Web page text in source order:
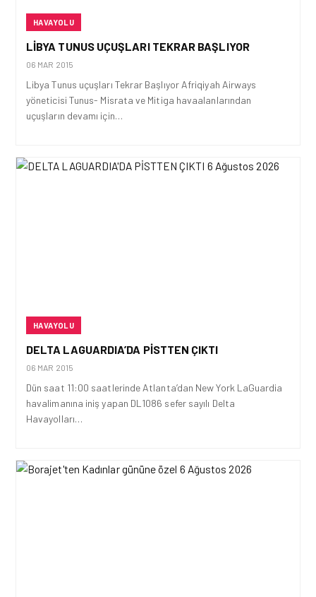
HAVAYOLU
LIBYA TUNUS UÇUŞLARI TEKRAR BAŞLIYOR
06 MAR 2015
Libya Tunus uçuşları Tekrar Başlıyor Afriqiyah Airways
yöneticisi Tunus- Misrata ve Mitiga havaalanlarından
uçuşların devamı için…
HAVAYOLU
DELTA LAGUARDIA’DA PISTTEN ÇIKTI
06 MAR 2015
Dün saat 11:00 saatlerinde Atlanta’dan New York LaGuardia
havalimanına iniş yapan DL1086 sefer sayılı Delta
Havayolları…